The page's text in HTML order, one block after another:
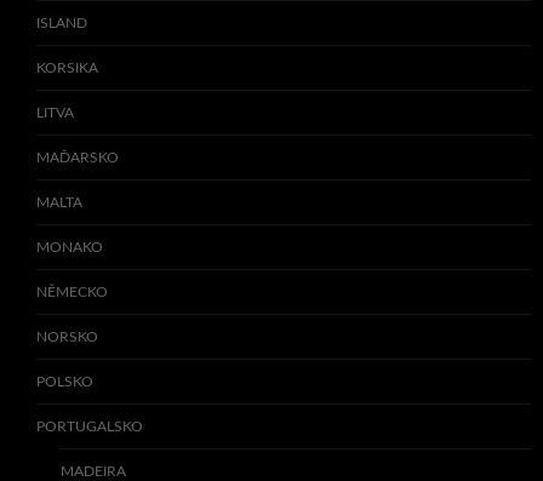
ISLAND
KORSIKA
LITVA
MAĎARSKO
MALTA
MONAKO
NĚMECKO
NORSKO
POLSKO
PORTUGALSKO
MADEIRA